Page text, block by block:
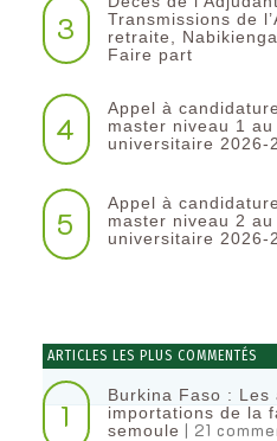
3
Transmissions de
retraite,
Faire part
4
Appel à
master niveau 1 au
universitaire 2026-
5
Appel à
master niveau 2 au
universitaire 2026-
ARTICLES LES PLUS COMMENTÉS
1
Burkina Faso :
importations de la
semoule | 21